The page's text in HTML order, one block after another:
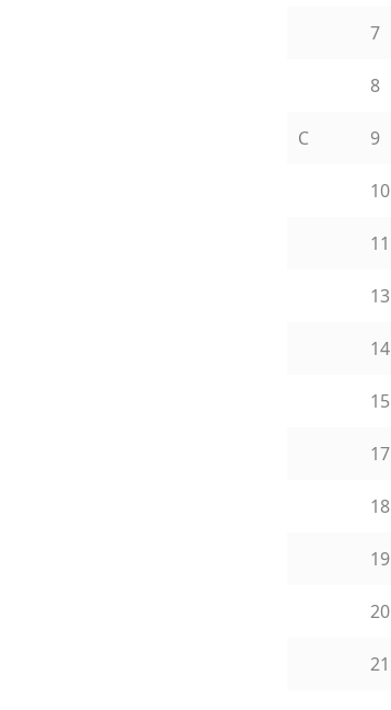
7
8
C 9
10
11
13
14
15
17
18
19
20
21